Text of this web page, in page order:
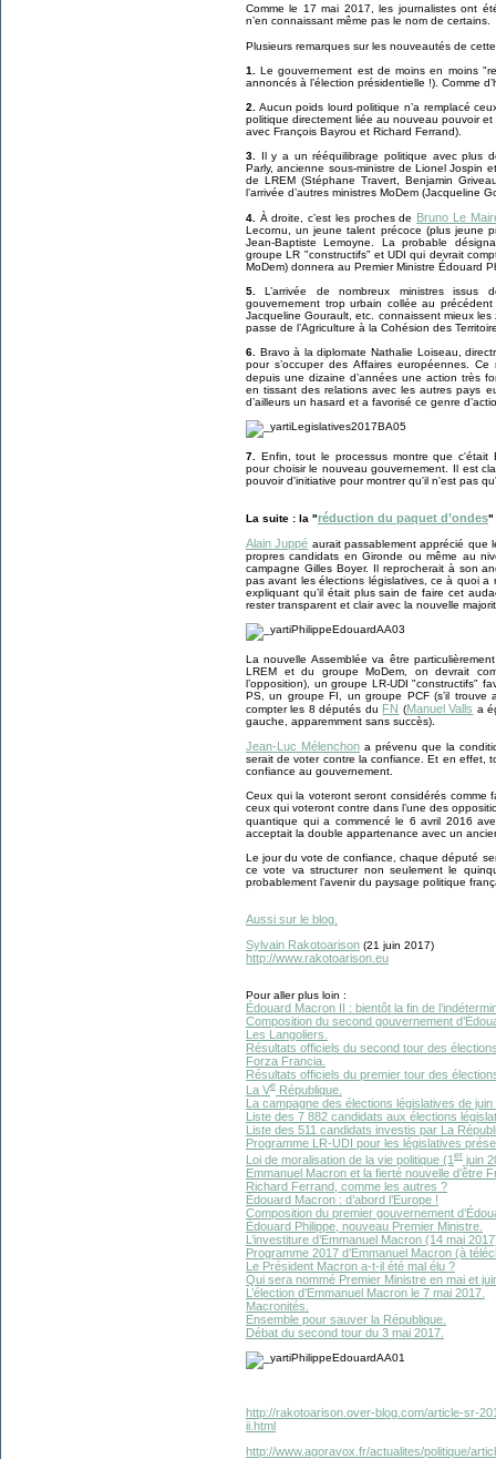
Comme le 17 mai 2017, les journalistes ont
n’en connaissant même pas le nom de certains.
Plusieurs remarques sur les nouveautés de
1.
Le gouvernement est de moins en moins
annoncés à l’élection présidentielle !). Comme
2.
Aucun poids lourd politique n’a remplacé
politique directement liée au nouveau pouvoir
avec François Bayrou et Richard Ferrand).
3.
Il y a un rééquilibrage politique avec plus
Parly, ancienne sous-ministre de Lionel Jospin
de LREM (Stéphane Travert, Benjamin
l’arrivée d’autres ministres MoDem (Jacqueline
4. À droite, c’est les proches de Bruno Le
Lecornu, un jeune talent précoce (plus jeune
Jean-Baptiste Lemoyne. La probable
groupe LR "constructifs" et UDI qui devrait
MoDem) donnera au Premier Ministre Édouard
5.
L’arrivée de nombreux ministres issus
gouvernement trop urbain collée au
Jacqueline Gourault, etc. connaissent mieux
passe de l’Agriculture à la Cohésion des
6.
Bravo à la diplomate Nathalie Loiseau,
pour s’occuper des Affaires européennes.
depuis une dizaine d’années une action très
en tissant des relations avec les autres pays
d’ailleurs un hasard et a favorisé ce genre
7.
Enfin, tout le processus montre que c'était
pour choisir le nouveau gouvernement. Il est
pouvoir d'initiative pour montrer qu'il n'est pas
La suite : la "réduction du paquet d’ondes"
Alain Juppé aurait passablement apprécié que
propres candidats en Gironde ou même au
campagne Gilles Boyer. Il reprocherait à son
pas avant les élections législatives, ce à quoi a
expliquant qu’il était plus sain de faire cet
rester transparent et clair avec la nouvelle
La nouvelle Assemblée va être
LREM et du groupe MoDem, on devrait
l’opposition), un groupe LR-UDI "constructifs"
PS, un groupe FI, un groupe PCF (s’il
compter les 8 députés du FN (Manuel Valls a
gauche, apparemment sans succès).
Jean-Luc Mélenchona prévenu que la
serait de voter contre la confiance. Et en effet,
confiance au gouvernement.
Ceux qui la voteront seront considérés comme
ceux qui voteront contre dans l’une des
quantique qui a commencé le 6 avril 2016
acceptait la double appartenance avec un
Le jour du vote de confiance, chaque député
ce vote va structurer non seulement le
probablement l’avenir du paysage politique
Aussi sur le blog.
Sylvain Rakotoarison (21 juin 2017)
http://www.rakotoarison.eu
Pour aller plus loin :
Édouard Macron II : bientôt la fin de
Composition du second gouvernement
Les Langoliers.
Résultats officiels du second tour des
Forza Francia.
Résultats officiels du premier tour des
La Ve République.
La campagne des élections législatives de juin
Liste des 7 882 candidats aux élections
Liste des 511 candidats investis par La
Programme LR-UDI pour les législatives
Loi de moralisation de la vie politique (1 er juin
Emmanuel Macron et la fierté nouvelle d’être
Richard Ferrand, comme les autres ?
Édouard Macron : d’abord l’Europe !
Composition du premier gouvernement
Édouard Philippe, nouveau Premier Ministre.
L’investiture d’Emmanuel Macron (14 mai
Programme 2017 d’Emmanuel Macron (à
Le Président Macron a-t-il été mal élu ?
Qui sera nommé Premier Ministre en mai et
L’élection d’Emmanuel Macron le 7 mai 2017.
Macronités.
Ensemble pour sauver la République.
Débat du second tour du 3 mai 2017.
http://rakotoarison.over-blog.com/article-sr-
ii.html
http://www.agoravox.fr/actualites/politique/